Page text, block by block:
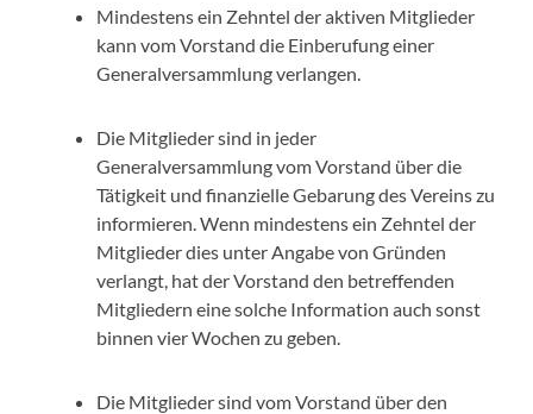
Mindestens ein Zehntel der aktiven Mitglieder
kann vom Vorstand die Einberufung einer
Generalversammlung verlangen.
Die Mitglieder sind in jeder
Generalversammlung vom Vorstand über die
Tätigkeit und finanzielle Gebarung des Vereins zu
informieren. Wenn mindestens ein Zehntel der
Mitglieder dies unter Angabe von Gründen
verlangt, hat der Vorstand den betreffenden
Mitgliedern eine solche Information auch sonst
binnen vier Wochen zu geben.
Die Mitglieder sind vom Vorstand über den